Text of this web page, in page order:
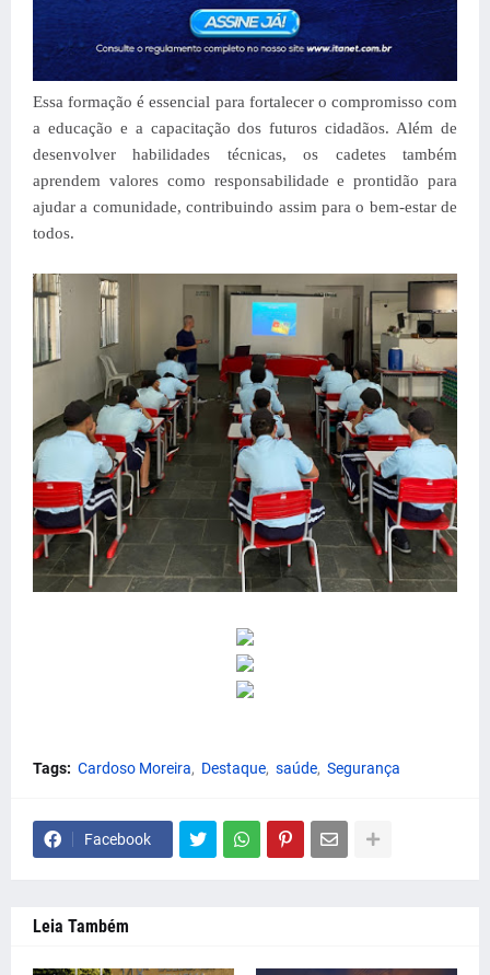
Essa formação é essencial para fortalecer o compromisso com
a educação e a capacitação dos futuros cidadãos. Além de
desenvolver habilidades técnicas, os cadetes também
aprendem valores como responsabilidade e prontidão para
ajudar a comunidade, contribuindo assim para o bem-estar de
todos.
Tags: Cardoso Moreira Destaque saúde Segurança
Facebook
Leia Também